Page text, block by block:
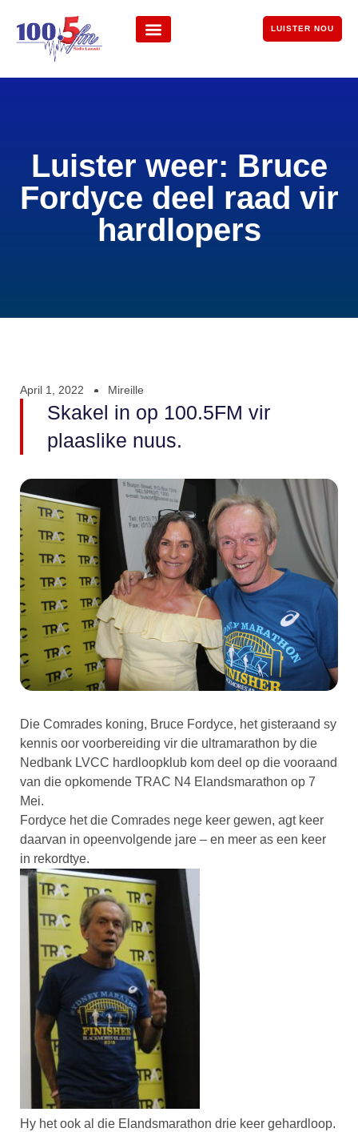
LUISTER NOU
Luister weer: Bruce
Fordyce deel raad vir
hardlopers
April 1, 2022 Mireille
Skakel in op 100.5FM vir
plaaslike nuus.
Die Comrades koning, Bruce Fordyce, het gisteraand sy
kennis oor voorbereiding vir die ultramarathon by die
Nedbank LVCC hardloopklub kom deel op die vooraand
van die opkomende TRAC N4 Elandsmarathon op 7
Mei.
Fordyce het die Comrades nege keer gewen, agt keer
daarvan in opeenvolgende jare – en meer as een keer
in rekordtye.
Hy het ook al die Elandsmarathon drie keer gehardloop.